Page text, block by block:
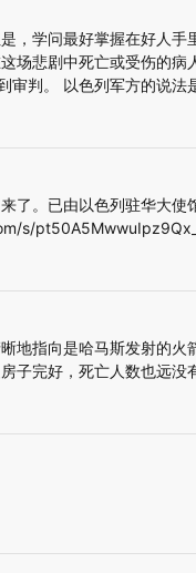
，学问最好掌握在好人手
场悲剧中死亡或受伤的病
审判。 以色列军方的说法是
了。已由以色列驻华大使
s/
地指向是哈马斯发射的火
子完好，死亡人数也远